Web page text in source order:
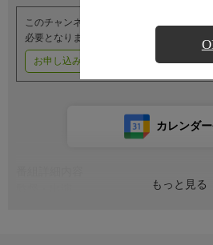
このチャンネルのご視聴には、オプション
必要となります。
お申し込みはこちら ご利用料金は
もっと見る
カレンダ